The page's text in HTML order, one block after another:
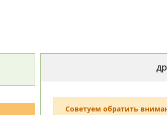
Советуем обратить